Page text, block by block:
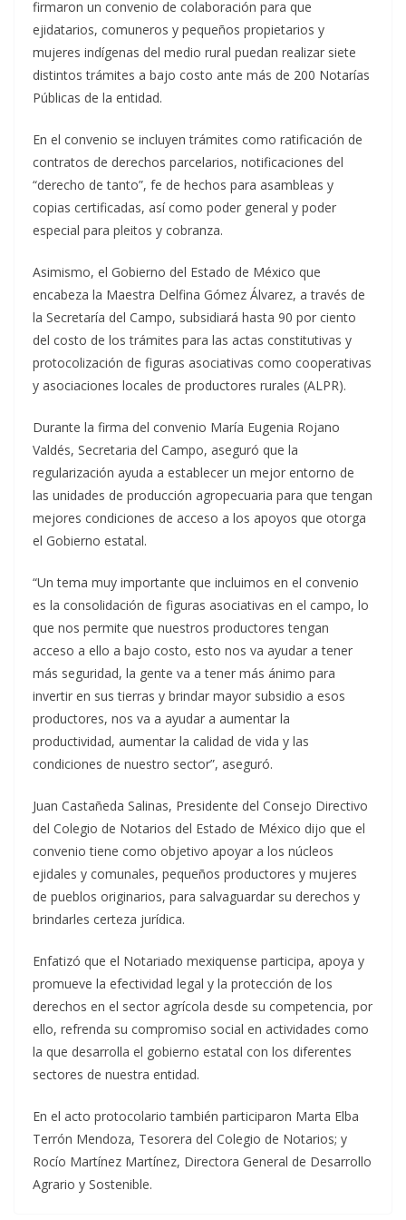
firmaron un convenio de colaboración para que
ejidatarios, comuneros y pequeños propietarios y
mujeres indígenas del medio rural puedan realizar siete
distintos trámites a bajo costo ante más de 200 Notarías
Públicas de la entidad.
En el convenio se incluyen trámites como ratificación de
contratos de derechos parcelarios, notificaciones del
“derecho de tanto”, fe de hechos para asambleas y
copias certificadas, así como poder general y poder
especial para pleitos y cobranza.
Asimismo, el Gobierno del Estado de México que
encabeza la Maestra Delfina Gómez Álvarez, a través de
la Secretaría del Campo, subsidiará hasta 90 por ciento
del costo de los trámites para las actas constitutivas y
protocolización de figuras asociativas como cooperativas
y asociaciones locales de productores rurales (ALPR).
Durante la firma del convenio María Eugenia Rojano
Valdés, Secretaria del Campo, aseguró que la
regularización ayuda a establecer un mejor entorno de
las unidades de producción agropecuaria para que tengan
mejores condiciones de acceso a los apoyos que otorga
el Gobierno estatal.
“Un tema muy importante que incluimos en el convenio
es la consolidación de figuras asociativas en el campo, lo
que nos permite que nuestros productores tengan
acceso a ello a bajo costo, esto nos va ayudar a tener
más seguridad, la gente va a tener más ánimo para
invertir en sus tierras y brindar mayor subsidio a esos
productores, nos va a ayudar a aumentar la
productividad, aumentar la calidad de vida y las
condiciones de nuestro sector”, aseguró.
Juan Castañeda Salinas, Presidente del Consejo Directivo
del Colegio de Notarios del Estado de México dijo que el
convenio tiene como objetivo apoyar a los núcleos
ejidales y comunales, pequeños productores y mujeres
de pueblos originarios, para salvaguardar su derechos y
brindarles certeza jurídica.
Enfatizó que el Notariado mexiquense participa, apoya y
promueve la efectividad legal y la protección de los
derechos en el sector agrícola desde su competencia, por
ello, refrenda su compromiso social en actividades como
la que desarrolla el gobierno estatal con los diferentes
sectores de nuestra entidad.
En el acto protocolario también participaron Marta Elba
Terrón Mendoza, Tesorera del Colegio de Notarios; y
Rocío Martínez Martínez, Directora General de Desarrollo
Agrario y Sostenible.